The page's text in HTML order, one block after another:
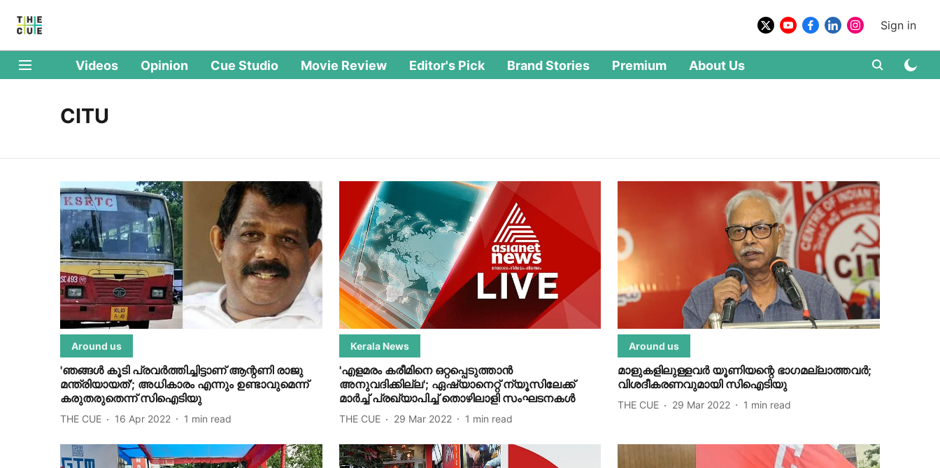
Sign in
Videos Opinion Cue Studio Movie Review Editor's Pick Brand Stories Premium About Us
CITU
Around us
'ഞങ്ങള്‍ കൂടി പ്രവര്‍ത്തിച്ചിട്ടാണ് ആന്റണി രാജു
മന്ത്രിയായത്'; അധികാരം എന്നും ഉണ്ടാവുമെന്ന്
കരുതരുതെന്ന് സിഐടിയു
THE CUE 16 Apr 2022 1 min read
Kerala News
'എളമരം കരീമിനെ ഒറ്റപ്പെടുത്താന്‍
അനുവദിക്കില്ല'; ഏഷ്യാനെറ്റ് ന്യൂസിലേക്ക്
മാര്‍ച്ച് പ്രഖ്യാപിച്ച് തൊഴിലാളി സംഘടനകള്‍
THE CUE 29 Mar 2022 1 min read
Around us
മാളുകളിലുള്ളവര്‍ യൂണിയന്റെ ഭാഗമല്ലാത്തവര്‍;
വിശദീകരണവുമായി സിഐടിയു
THE CUE 29 Mar 2022 1 min read